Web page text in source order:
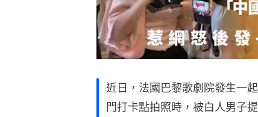
近日，法國巴黎歌劇院發生一
門打卡點拍照時，被白人男子